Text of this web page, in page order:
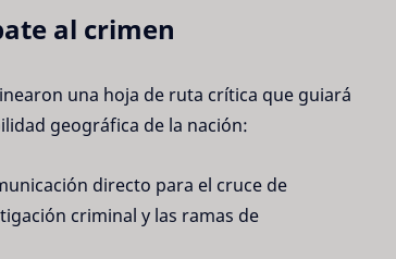
al crimen
una hoja de ruta crítica que guiará
geográfica de la nación:
directo para el cruce de
criminal y las ramas de